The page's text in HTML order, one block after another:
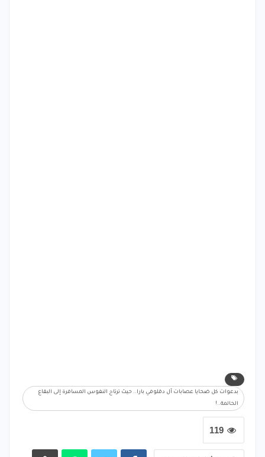
بدعوات كل ضحايا عصابات آل دقلوفي بارا.. حيث ترتاح النفوس المسافرة إلى البقاع
الحالمة..!
119